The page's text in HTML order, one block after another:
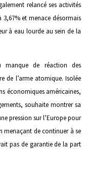
relancé ses activités
3,67% et menace désormais
à eau lourde au sein de la
manque de réaction des
de l’arme atomique. Isolée
économiques américaines,
souhaite montrer sa
pression sur l’Europe pour
menaçant de continuer à se
pas de garantie de la part